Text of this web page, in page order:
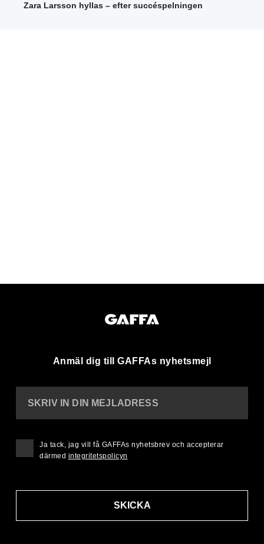
Zara Larsson hyllas – efter succéspelningen
Anmäl dig till GAFFAs nyhetsmejl
SKRIV IN DIN MEJLADRESS
SKICKA
Ja tack, jag vill få GAFFAs nyhetsbrev och accepterar
därmed integritetspolicyn